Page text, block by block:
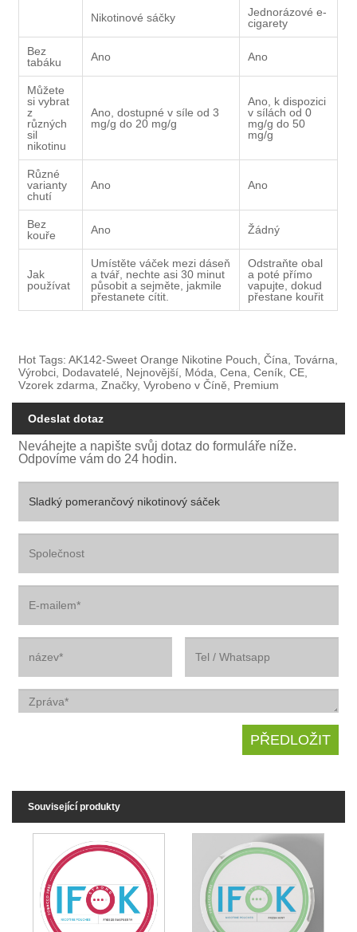
Nikotinové sáčky
Jednorázové e-
cigarety
Bez
tabáku
Ano Ano
Můžete
si vybrat
z
různých
sil
nikotinu
Ano, dostupné v síle od 3
mg/g do 20 mg/g
Ano, k dispozici
v sílách od 0
mg/g do 50
mg/g
Různé
varianty
chutí
Ano Ano
Bez
kouře
Ano Žádný
Jak
používat
Umístěte váček mezi dáseň
a tvář, nechte asi 30 minut
působit a sejměte, jakmile
přestanete cítit.
Odstraňte obal
a poté přímo
vapujte, dokud
přestane kouřit
Hot Tags: AK142-Sweet Orange Nikotine Pouch, Čína, Továrna,
Výrobci, Dodavatelé, Nejnovější, Móda, Cena, Ceník, CE,
Vzorek zdarma, Značky, Vyrobeno v Číně, Premium
Odeslat dotaz
Neváhejte a napište svůj dotaz do formuláře níže.
Odpovíme vám do 24 hodin.
Související produkty